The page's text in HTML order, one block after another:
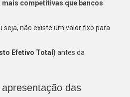
mais competitivas que bancos
seja, não existe um valor fixo para
Efetivo Total) antes da
das